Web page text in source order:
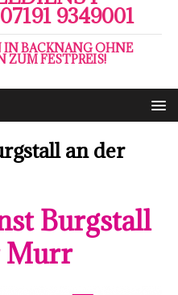
9349001
BACKNANG OHNE
ZUM FESTPREIS!
an der
Burgstall
Murr